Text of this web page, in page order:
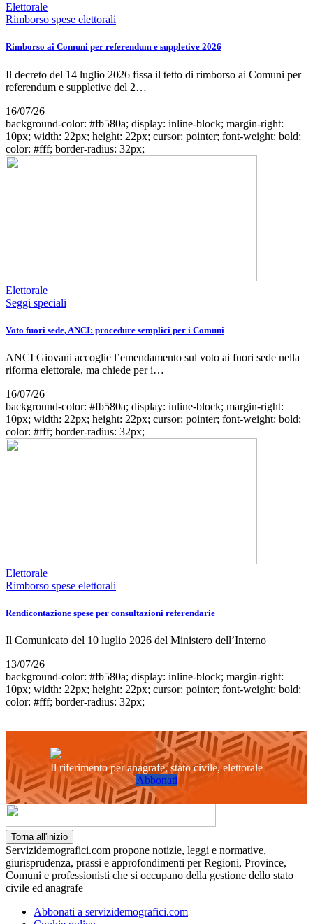
Elettorale
Rimborso spese elettorali
Rimborso ai Comuni per referendum e suppletive 2026
Il decreto del 14 luglio 2026 fissa il tetto di rimborso ai Comuni per
referendum e suppletive del 2…
16/07/26
background-color: #fb580a; display: inline-block; margin-right:
10px; width: 22px; height: 22px; cursor: pointer; font-weight: bold;
color: #fff; border-radius: 32px;
Elettorale
Seggi speciali
Voto fuori sede, ANCI: procedure semplici per i Comuni
ANCI Giovani accoglie l’emendamento sul voto ai fuori sede nella
riforma elettorale, ma chiede per i…
16/07/26
background-color: #fb580a; display: inline-block; margin-right:
10px; width: 22px; height: 22px; cursor: pointer; font-weight: bold;
color: #fff; border-radius: 32px;
Elettorale
Rimborso spese elettorali
Rendicontazione spese per consultazioni referendarie
Il Comunicato del 10 luglio 2026 del Ministero dell’Interno
13/07/26
background-color: #fb580a; display: inline-block; margin-right:
10px; width: 22px; height: 22px; cursor: pointer; font-weight: bold;
color: #fff; border-radius: 32px;
Il riferimento per anagrafe, stato civile, elettorale
Abbonati
Torna all'inizio
Servizidemografici.com propone notizie, leggi e normative,
giurisprudenza, prassi e approfondimenti per Regioni, Province,
Comuni e professionisti che si occupano della gestione dello stato
civile ed anagrafe
Abbonati a servizidemografici.com